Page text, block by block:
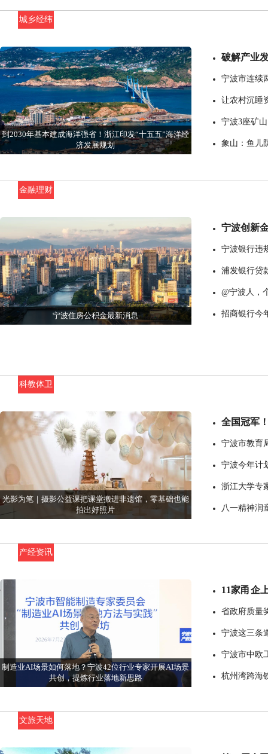
到2030年基本建成海洋强省！浙江印发“十五五”海洋经
济发展规划
破解产业
宁波市连续
让农村沉睡
宁波3座矿
象山：鱼儿
城乡经纬
宁波住房公积金最新消息
宁波创新
宁波银行违
浦发银行贷
@宁波人，
招商银行今
金融理财
光影为笔｜摄影公益课把课堂搬进非遗馆，零基础也能
拍出好照片
全国冠军
宁波市教育
宁波今年计
浙江大学专
八一精神润
科教体卫
制造业AI场景如何落地？宁波42位行业专家开展AI场景
共创，提炼行业落地新思路
11家甬企
发布省政府质量
宁波这三条
宁波市中欧
杭州湾跨海
产经资讯
文旅天地